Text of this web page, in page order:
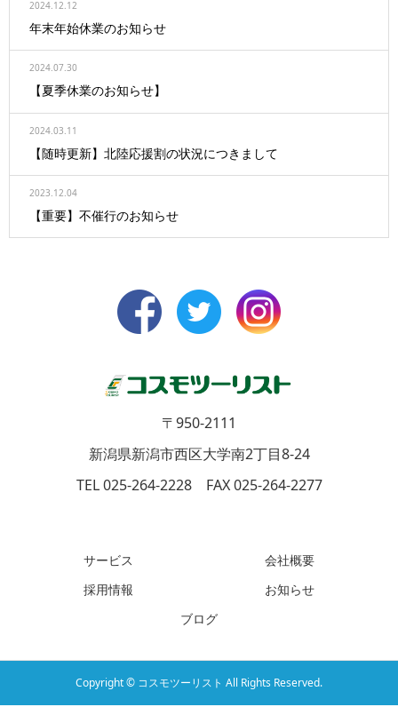
2024.12.12
年末年始休業のお知らせ
2024.07.30
【夏季休業のお知らせ】
2024.03.11
【随時更新】北陸応援割の状況につきまして
2023.12.04
【重要】不催行のお知らせ
〒950-2111
新潟県新潟市西区大学南2丁目8-24
TEL 025-264-2228 FAX 025-264-2277
サービス
会社概要
採用情報
お知らせ
ブログ
Copyright © コスモツーリスト All Rights Reserved.